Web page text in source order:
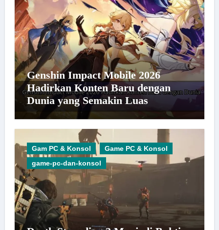
Genshin Impact Mobile 2026
Hadirkan Konten Baru dengan
Dunia yang Semakin Luas
Gam PC & Konsol
Game PC & Konsol
game-pc-dan-konsol